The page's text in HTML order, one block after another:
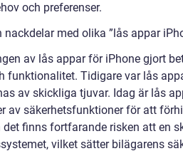
och preferenser.
med olika ”lås appar
av lås appar för iPhone gjort
funktionalitet. Tidigare var lås
av skickliga tjuvar. Idag är lås
av säkerhetsfunktioner för att
finns fortfarande risken att en
vilket sätter bilägarens